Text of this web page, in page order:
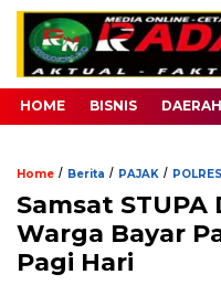
HOME BISNIS DAERAH
Home / Berita / PAJAK / POLRES
Samsat
Warga Bayar
Pagi Hari